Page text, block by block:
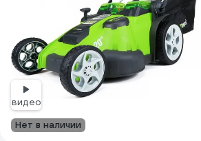
видео
Нет в наличии